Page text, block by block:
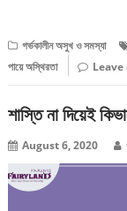
গর্ভকালীন অসুখ ও সমস্যা
পায়ে অস্থিরতা
শাস্তি না দিয়েই
August 6, 2020